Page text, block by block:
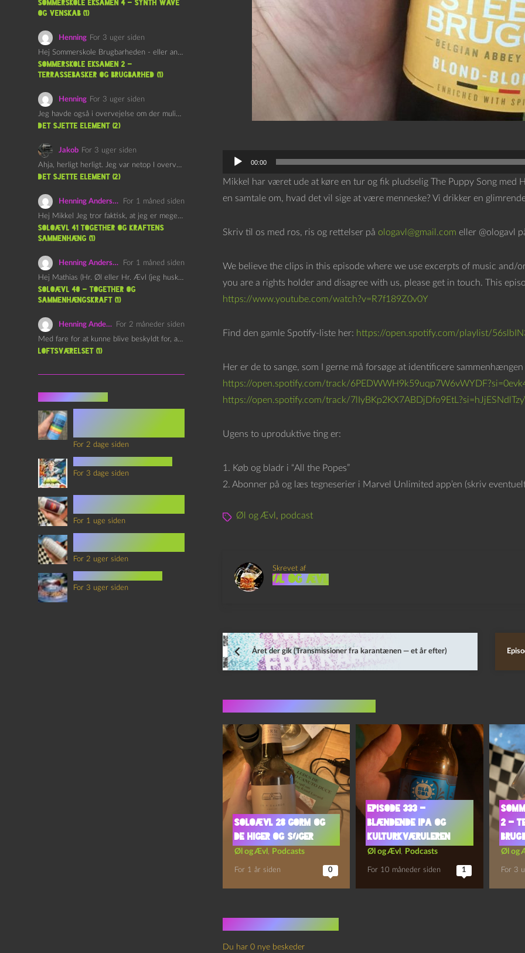
l
r
00:00
Mikkel har været ude at køre en tur og fik pludselig The Puppy Song med
en samtale om, hvad det vil sige at være menneske? Vi drikker en
Skriv til os med ros, ris og rettelser på ologavl@gmail.com eller @ologavl
We believe the clips in this episode where we use excerpts of music and/
you are a rights holder and disagree with us, please get in touch. This
https://www.youtube.com/watch?v=R7f189Z0v0Y
Find den gamle Spotify-liste her: https://open.spotify.com/playlist/
Her er de to sange, som I gerne må forsøge at identificere
https://open.spotify.com/track/
https://open.spotify.com/track/
Ugens to uproduktive ting er:
1. Køb og bladr i “All the Popes”
2. Abonner på og læs tegneserier i Marvel Unlimited app’en (skriv
Øl og Ævl , podcast
Skrevet af
Øl og Ævl
Året der gik (Transmissioner fra karantænen — et år efter)
Soloævl 28 Gorm og
De higer og søger
Øl og Ævl , Podcasts
For 1 år siden 0
Episode 333 –
Blændende IPA og
Kulturkværuleren
Øl og Ævl , Podcasts
For 10 måneder siden 1
2 –
Øl og
For 3
Du har 0 nye beskeder
Sommerskole Eksamen 4 – Synth Wave
og Venskab (1)
Henning For 3 uger siden
Hej Sommerskole Brugbarheden - eller anvendeligheden - af "Øl&Ævl" er…
Sommerskole Eksamen 2 –
Terrassebasker og Brugbarhed (1)
Henning For 3 uger siden
Jeg havde også i overvejelse om der muligvis kunne være…
det sjette element (2)
Jakob For 3 uger siden
Ahja, herligt herligt. Jeg var netop I overvejelser om at…
det sjette element (2)
Henning Andersen
For 1 måned siden
Hej Mikkel Jeg tror faktisk, at jeg er meget enig…
Soloævl 41 Together og Kraftens
Sammenhæng (1)
Henning Andersen
For 1 måned siden
Hej Mathias (Hr. Øl eller Hr. Ævl (jeg husker ikke…
Soloævl 40 – Together og
sammenhængskraft (1)
Henning Andersen
For 2 måneder siden
Med fare for at kunne blive beskyldt for, at være…
Loftsværelset (1)
For 2 dage siden
For 3 dage siden
For 1 uge siden
For 2 uger siden
For 3 uger siden